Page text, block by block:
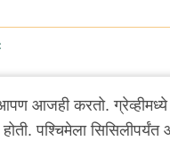
आजही करतो.
पश्चिमेला सिसिलीपर्यंत